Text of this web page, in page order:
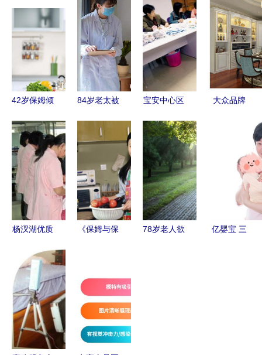
42岁保姆倾
万，工作看
似简单，可
我每天都是
神经紧绷
84岁老太被
断求饶 我
们到底该如
何养老？家
政乱象何时
休？
宝安中心区
攻略 专业
更放心
大众品牌
未来市场的
佼佼者？一
位市场观察
者的深度分
析
杨汊湖优质
八年老店，
专业月嫂、
保姆与育婴
师服务
《保姆与保
缘 原班人
马出演 家
政题材引关
注
78岁老人欲
亿婴宝 三